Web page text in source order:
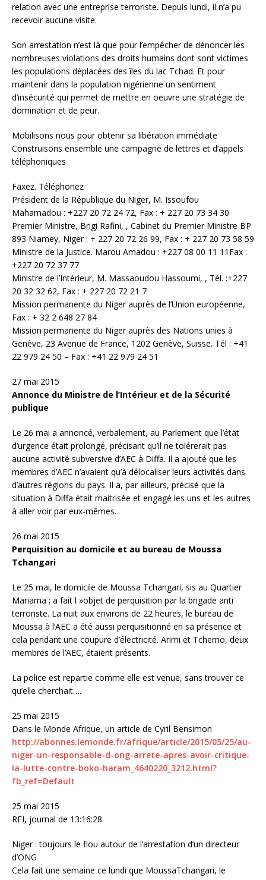
relation avec une entreprise terroriste. Depuis lundi, il n’a pu
recevoir aucune visite.
Son arrestation n’est là que pour l’empêcher de dénoncer les
nombreuses violations des droits humains dont sont victimes
les populations déplacées des îles du lac Tchad. Et pour
maintenir dans la population nigérienne un sentiment
d’insécurité qui permet de mettre en oeuvre une stratégie de
domination et de peur.
Mobilisons nous pour obtenir sa libération immédiate
Construisons ensemble une campagne de lettres et d’appels
téléphoniques
Faxez. Téléphonez
Président de la République du Niger, M. Issoufou
Mahamadou : +227 20 72 24 72, Fax : + 227 20 73 34 30
Premier Ministre, Brigi Rafini, , Cabinet du Premier Ministre BP
893 Niamey, Niger : + 227 20 72 26 99, Fax : + 227 20 73 58 59
Ministre de la Justice. Marou Amadou : +227 08 00 11 11Fax :
+227 20 72 37 77
Ministre de l’Intérieur, M. Massaoudou Hassoumi, , Tél. :+227
20 32 32 62, Fax : + 227 20 72 21 7
Mission permanente du Niger auprès de l’Union européenne,
Fax : + 32 2 648 27 84
Mission permanente du Niger auprès des Nations unies à
Genève, 23 Avenue de France, 1202 Genève, Suisse. Tél : +41
22 979 24 50 – Fax : +41 22 979 24 51
27 mai 2015
Annonce du Ministre de l’Intérieur et de la Sécurité
publique
Le 26 mai a annoncé, verbalement, au Parlement que l’état
d’urgence était prolongé, précisant qu’il ne tolérerait pas
aucune activité subversive d’AEC à Diffa. Il a ajouté que les
membres d’AEC n’avaient qu’à délocaliser leurs activités dans
d’autres régions du pays. Il a, par ailleurs, précisé que la
situation à Diffa était maitrisée et engagé les uns et les autres
à aller voir par eux-mêmes.
26 mai 2015
Perquisition au domicile et au bureau de Moussa
Tchangari
Le 25 mai, le domicile de Moussa Tchangari, sis au Quartier
Mariama ; a fait l »objet de perquisition par la brigade anti
terroriste. La nuit aux environs de 22 heures, le bureau de
Moussa à l’AEC a été aussi perquisitionné en sa présence et
cela pendant une coupure d’électricité. Arimi et Tcherno, deux
membres de l’AEC, étaient présents.
La police est repartie comme elle est venue, sans trouver ce
qu’elle cherchait….
25 mai 2015
Dans le Monde Afrique, un article de Cyril Bensimon
http://abonnes.lemonde.fr/afrique/article/2015/05/25/au-
niger-un-responsable-d-ong-arrete-apres-avoir-critique-
la-lutte-contre-boko-haram_4640220_3212.html?
fb_ref=Default
25 mai 2015
RFI, journal de 13:16:28
Niger : toujours le flou autour de l’arrestation d’un directeur
d’ONG
Cela fait une semaine ce lundi que MoussaTchangari, le